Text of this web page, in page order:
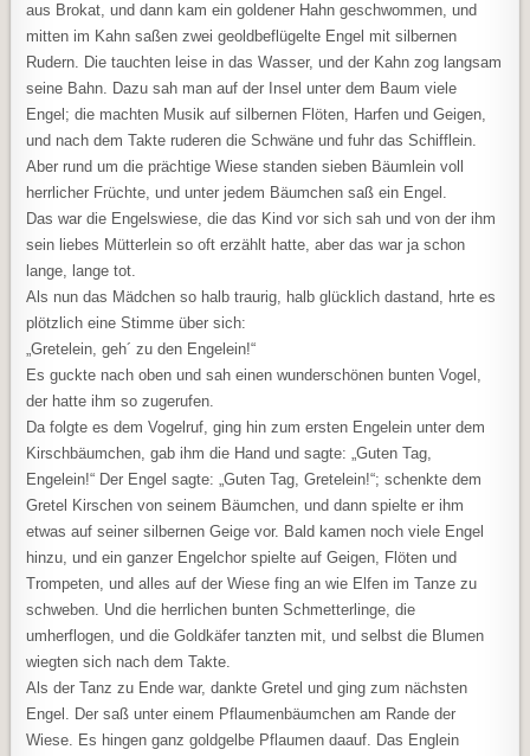
aus Brokat, und dann kam ein goldener Hahn geschwommen, und
mitten im Kahn saßen zwei geoldbeflügelte Engel mit silbernen
Rudern. Die tauchten leise in das Wasser, und der Kahn zog langsam
seine Bahn. Dazu sah man auf der Insel unter dem Baum viele
Engel; die machten Musik auf silbernen Flöten, Harfen und Geigen,
und nach dem Takte ruderen die Schwäne und fuhr das Schifflein.
Aber rund um die prächtige Wiese standen sieben Bäumlein voll
herrlicher Früchte, und unter jedem Bäumchen saß ein Engel.
Das war die Engelswiese, die das Kind vor sich sah und von der ihm
sein liebes Mütterlein so oft erzählt hatte, aber das war ja schon
lange, lange tot.
Als nun das Mädchen so halb traurig, halb glücklich dastand, hrte es
plötzlich eine Stimme über sich:
„Gretelein, geh´ zu den Engelein!“
Es guckte nach oben und sah einen wunderschönen bunten Vogel,
der hatte ihm so zugerufen.
Da folgte es dem Vogelruf, ging hin zum ersten Engelein unter dem
Kirschbäumchen, gab ihm die Hand und sagte: „Guten Tag,
Engelein!“ Der Engel sagte: „Guten Tag, Gretelein!“; schenkte dem
Gretel Kirschen von seinem Bäumchen, und dann spielte er ihm
etwas auf seiner silbernen Geige vor. Bald kamen noch viele Engel
hinzu, und ein ganzer Engelchor spielte auf Geigen, Flöten und
Trompeten, und alles auf der Wiese fing an wie Elfen im Tanze zu
schweben. Und die herrlichen bunten Schmetterlinge, die
umherflogen, und die Goldkäfer tanzten mit, und selbst die Blumen
wiegten sich nach dem Takte.
Als der Tanz zu Ende war, dankte Gretel und ging zum nächsten
Engel. Der saß unter einem Pflaumenbäumchen am Rande der
Wiese. Es hingen ganz goldgelbe Pflaumen daauf. Das Englein